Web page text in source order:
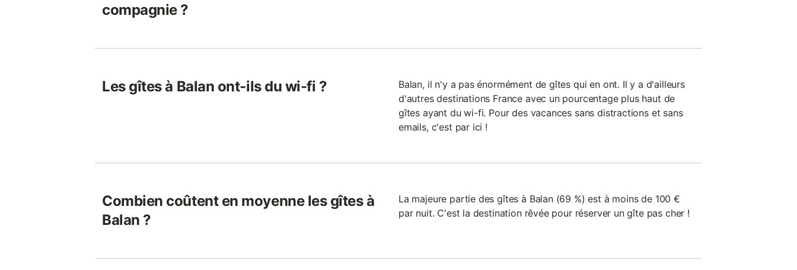
compagnie ?
Les gîtes à Balan ont-ils du wi-fi ?
Balan, il n'y a pas énormément de gîtes qui en ont. Il y a d'ailleurs
d'autres destinations France avec un pourcentage plus haut de
gîtes ayant du wi-fi. Pour des vacances sans distractions et sans
emails, c'est par ici !
Combien coûtent en moyenne les gîtes à
Balan ?
La majeure partie des gîtes à Balan (69 %) est à moins de 100 €
par nuit. C'est la destination rêvée pour réserver un gîte pas cher !